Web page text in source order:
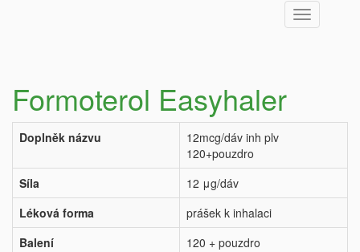
Toggle
navigation
Formoterol Easyhaler
Doplněk názvu
12mcg/dáv inh plv
120+pouzdro
Síla
12 μg/dáv
Léková forma
prášek k inhalaci
Balení
120 + pouzdro